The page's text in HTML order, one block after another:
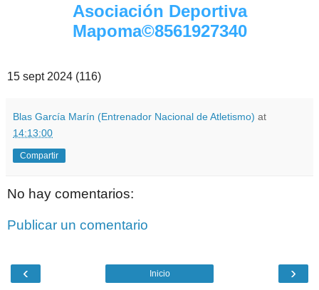
Asociación Deportiva
Mapoma©8561927340
15 sept 2024 (116)
Blas García Marín (Entrenador Nacional de Atletismo) at
14:13:00
Compartir
No hay comentarios:
Publicar un comentario
‹ ›
Inicio